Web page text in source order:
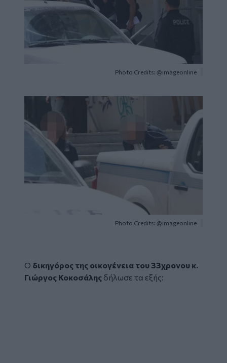
Photo Credits: @imageonline
Image
Photo Credits: @imageonline
Ο δικηγόρος της οικογένεια του 33χρονου κ.
Γιώργος Κοκοσάλης δήλωσε τα εξής: